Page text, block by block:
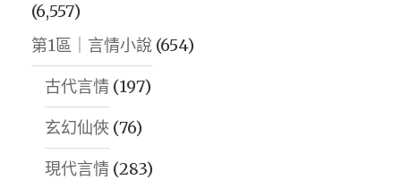
(6,557)
第1區｜言情小說 (654)
古代言情 (197)
玄幻仙俠 (76)
現代言情 (283)